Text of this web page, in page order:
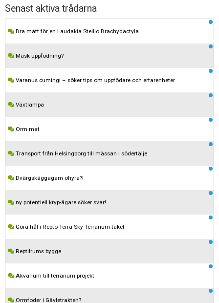
Senast aktiva trådarna
Bra mått för en Laudakia Stellio Brachydactyla
Mask uppfödning?
Varanus cumingi – söker tips om uppfödare och erfarenheter
Växtlampa
Orm mat
Transport från Helsingborg till mässan i södertälje
Dvärgskäggagam ohyra?!
ny potentiell kryp-ägare söker svar!
Göra hål i Repto Terra Sky Terrarium taket
Reptilrums bygge
Akvarium till terrarium projekt
Ormfoder i Gävletrakten?